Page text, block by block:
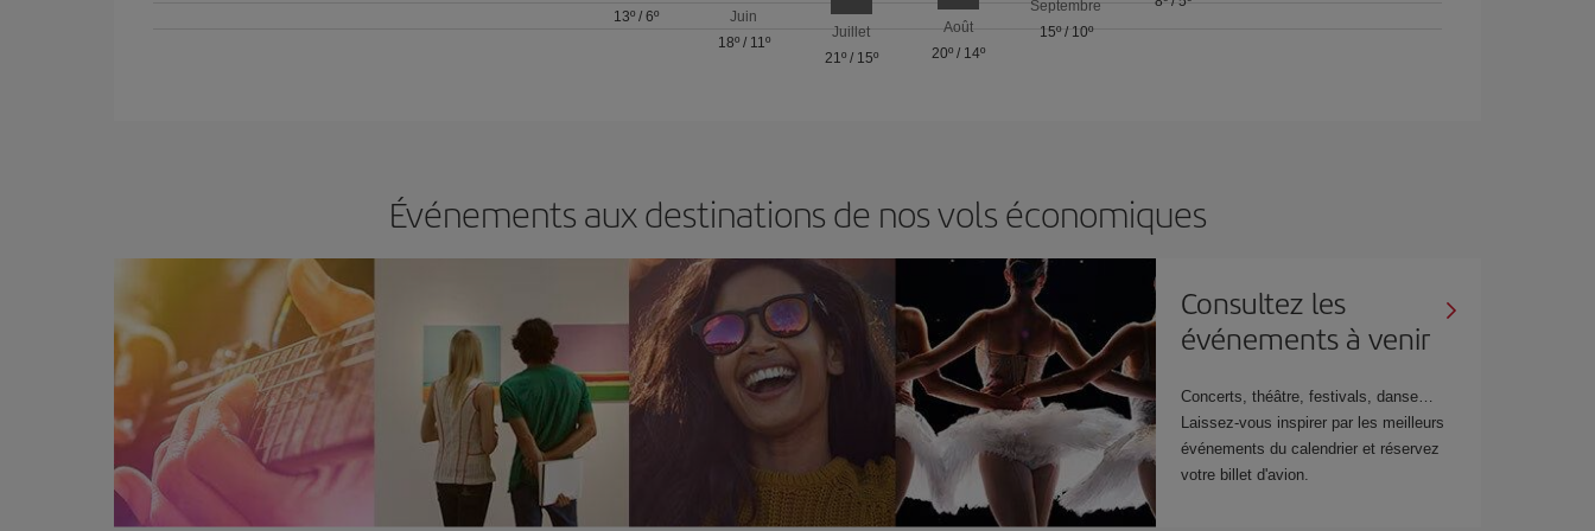
13º /6º
Juin
18º/ 11º
Juillet
21º/ 15º
Août
20º / 14º
Septembre
15º/ 10º
Événements aux destinations de nos vols économiques
Consultez les
événements à venir
Concerts, théâtre, festivals, danse…
Laissez-vous inspirer par les meilleurs
événements du calendrier et réservez
votre billet d'avion.